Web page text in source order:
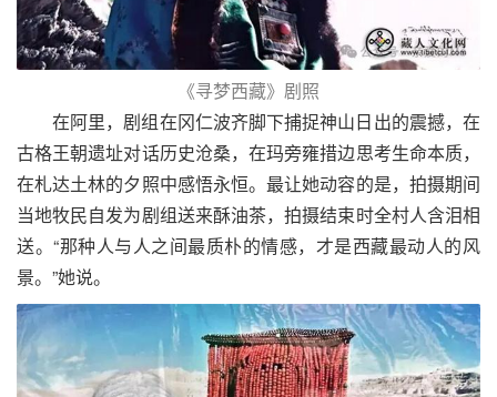
《寻梦西藏》剧照
在阿里，剧组在冈仁波齐脚下捕捉神山日出的震撼，在
古格王朝遗址对话历史沧桑，在玛旁雍措边思考生命本质，
在札达土林的夕照中感悟永恒。最让她动容的是，拍摄期间
当地牧民自发为剧组送来酥油茶，拍摄结束时全村人含泪相
送。“那种人与人之间最质朴的情感，才是西藏最动人的风
景。”她说。